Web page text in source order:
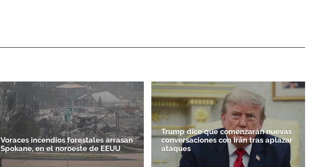
Voraces incendios forestales arrasan
Spokane, en el noroeste de EEUU
Trump dice que comenzarán nuevas
conversaciones con Irán tras aplazar
ataques